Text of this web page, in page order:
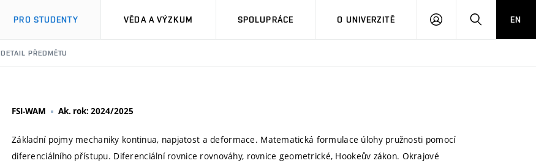
PRO STUDENTY VĚDA A VÝZKUM SPOLUPRÁCE O UNIVERZITĚ
PŘIHLÁSIT HLEDATEN
DETAIL PŘEDMĚTU
FSI-WAM Ak. rok: 2024/2025
Základní pojmy mechaniky kontinua, napjatost a deformace. Matematická formulace úlohy pružnosti pomocí
diferenciálního přístupu. Diferenciální rovnice rovnováhy, rovnice geometrické, Hookeův zákon. Okrajové